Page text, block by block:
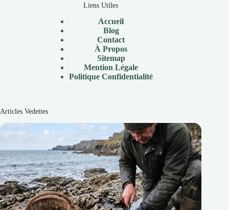
Liens Utiles
Accueil
Blog
Contact
À Propos
Sitemap
Mention Légale
Politique Confidentialité
Articles Vedettes